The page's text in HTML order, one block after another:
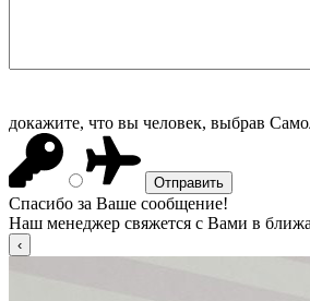
докажите, что вы человек, выбрав
Спасибо за Ваше сообщение!
Наш менеджер свяжется с Вами в